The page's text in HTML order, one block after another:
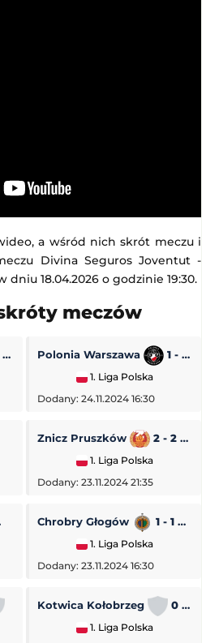
a wśród nich skrót meczu i
Divina Seguros Joventut -
dniu 18.04.2026 o godzinie 19:30.
meczów
Polonia Warszawa 1 - 0
1. Liga Polska
Dodany: 24.11.2024 16:30
Pogoń Siedlce
Znicz Pruszków 2 - 2
1. Liga Polska
Dodany: 23.11.2024 21:35
GKS Tychy
Chrobry Głogów 1 - 1
1. Liga Polska
Dodany: 23.11.2024 16:30
Stal Rzeszów
Kotwica Kołobrzeg 0 - 5
1. Liga Polska